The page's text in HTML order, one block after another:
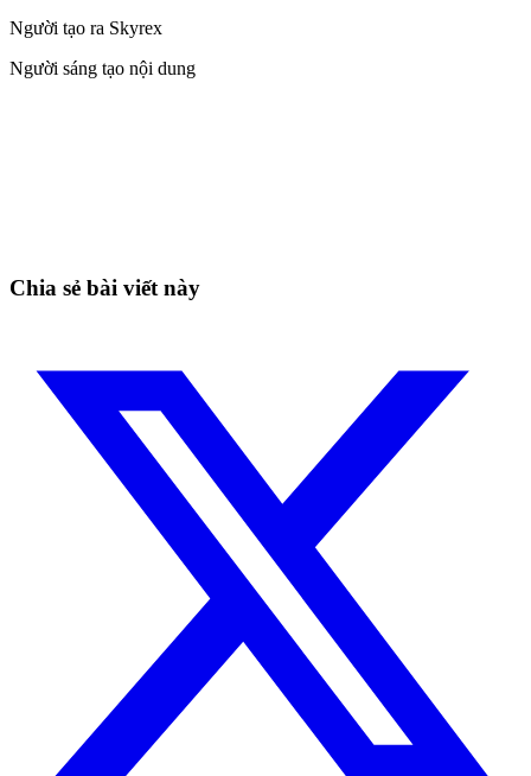
Người tạo ra Skyrex
Người sáng tạo nội dung
Chia sẻ bài viết này